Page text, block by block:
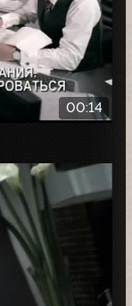
00:14